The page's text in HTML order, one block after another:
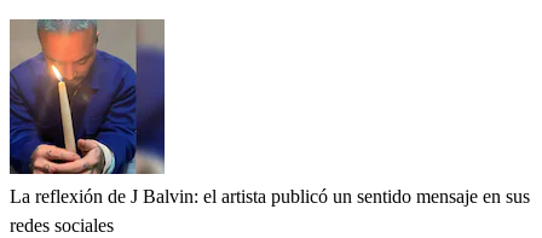
La reflexión de J Balvin: el artista publicó un sentido mensaje en sus
redes sociales